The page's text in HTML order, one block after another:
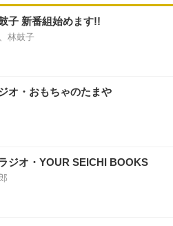
子 新番組始めます!!
林鼓子
オ・おもちゃのたまや
ジオ・YOUR SEICHI BOOKS